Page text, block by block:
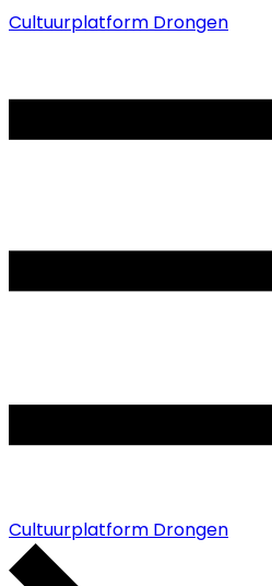
Cultuurplatform Drongen
Cultuurplatform Drongen